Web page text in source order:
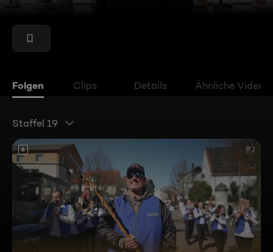
Folgen Clips Details Ähnliche Videos
Staffel 19
6